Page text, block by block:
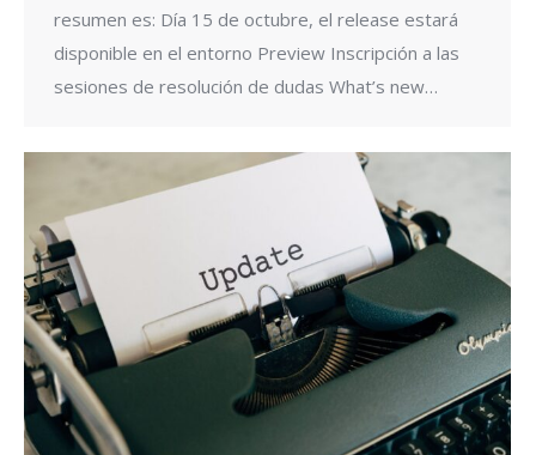
resumen es: Día 15 de octubre, el release estará
disponible en el entorno Preview Inscripción a las
sesiones de resolución de dudas What’s new…